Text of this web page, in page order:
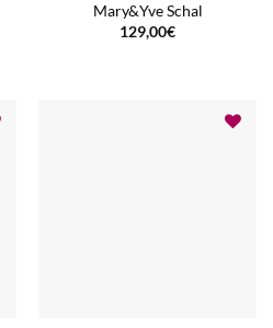
Mary&Yve Schal
129,00€